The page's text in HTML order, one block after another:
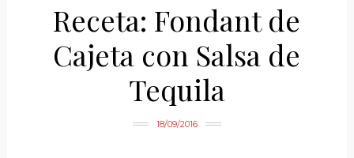
Receta: Fondant de
Cajeta con Salsa de
Tequila
18/09/2016